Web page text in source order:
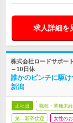
求人詳細を
株式会社ロードサポー
～10日休
誰かのピンチに駆
新潟
正社員 職種・業種未
第二新卒歓迎 女性の